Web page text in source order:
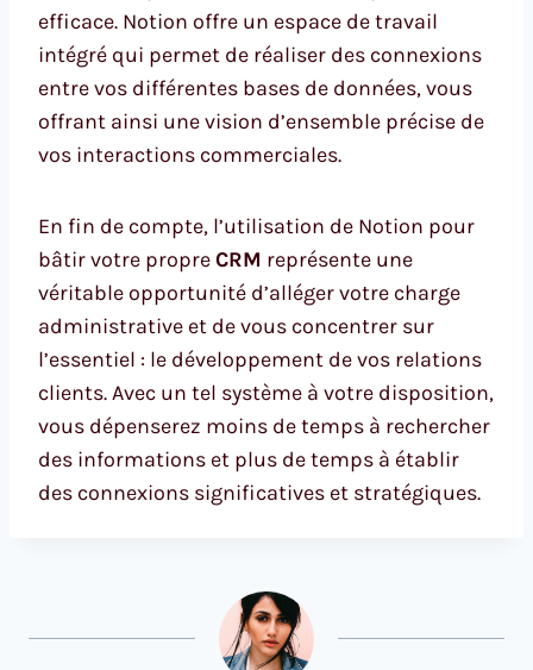
efficace. Notion offre un espace de travail
intégré qui permet de réaliser des connexions
entre vos différentes bases de données, vous
offrant ainsi une vision d’ensemble précise de
vos interactions commerciales.
En fin de compte, l’utilisation de Notion pour
bâtir votre propreCRM représente une
véritable opportunité d’alléger votre charge
administrative et de vous concentrer sur
l’essentiel : le développement de vos relations
clients. Avec un tel système à votre disposition,
vous dépenserez moins de temps à rechercher
des informations et plus de temps à établir
des connexions significatives et stratégiques.